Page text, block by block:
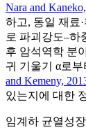
Nara and
하고, 동일 재료
로 파괴강도–하
후 암석역학 분
귀 기울기 α로
and Kemeny,
있는지에 대한
임계하 균열성